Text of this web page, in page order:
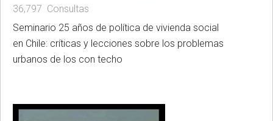
36,797 Consultas
Seminario 25 años de política de vivienda social
en Chile: críticas y lecciones sobre los problemas
urbanos de los con techo